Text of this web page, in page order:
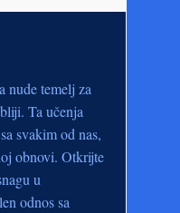
nude temelj za
Ta učenja
svakim od nas,
obnovi. Otkrijte
u
odnos sa